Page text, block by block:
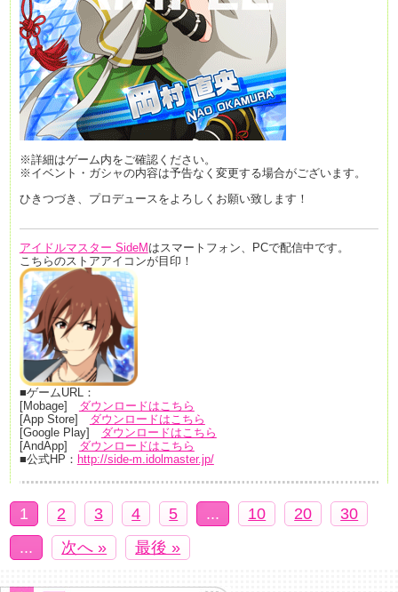
※詳細はゲーム内をご確認ください。
※イベント・ガシャの内容は予告なく変更する場合がございます。
ひきつづき、プロデュースをよろしくお願い致します！
アイドルマスター SideM はスマートフォン、PCで配信中です。
こちらのストアアイコンが目印！
■ゲームURL：
[Mobage] ダウンロードはこちら
[App Store] ダウンロードはこちら
[Google Play] ダウンロードはこちら
[AndApp] ダウンロードはこちら
■公式HP： http://side-m.idolmaster.jp/
1 2 3 4 5 ... 10 20
30
...
次へ » 最後 »